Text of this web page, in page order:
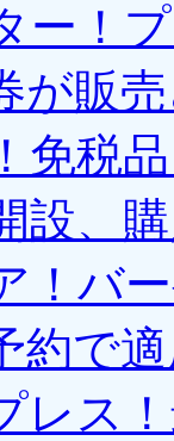
ー！
が販
免税
設、
！バ
約で
レス